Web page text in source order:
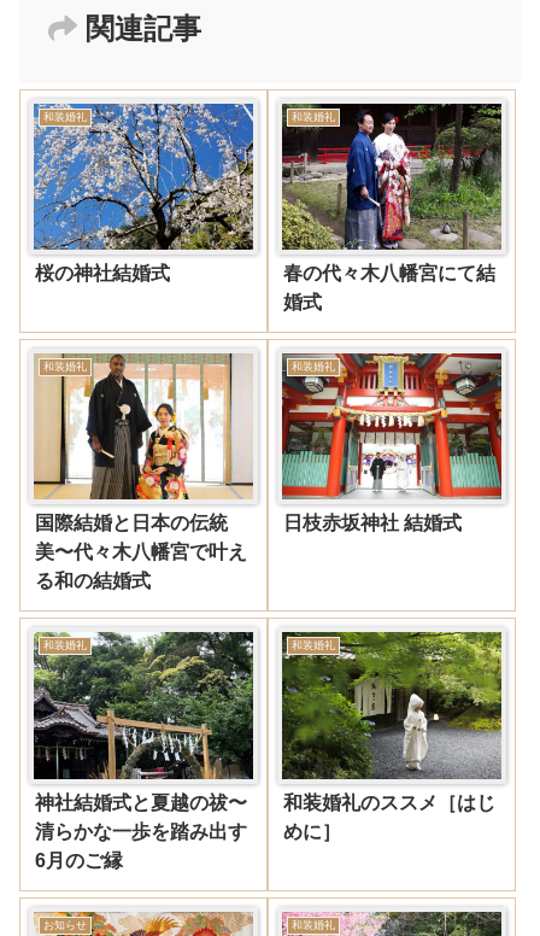
関連記事
和装婚礼
桜の神社結婚式
和装婚礼
春の代々木八幡宮にて結
婚式
和装婚礼
国際結婚と日本の伝統
美〜代々木八幡宮で叶え
る和の結婚式
和装婚礼
日枝赤坂神社 結婚式
和装婚礼
神社結婚式と夏越の祓〜
清らかな一歩を踏み出す
6月のご縁
和装婚礼
和装婚礼のススメ［はじ
めに］
お知らせ 和装婚礼